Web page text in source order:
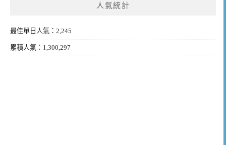
人氣統計
最佳單日人氣：2,245
累積人氣：1,300,297